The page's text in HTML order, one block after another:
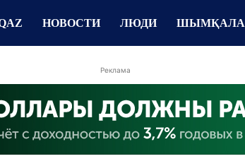
НОВОСТИ ЛЮДИ ШЫМҚАЛА
Реклама